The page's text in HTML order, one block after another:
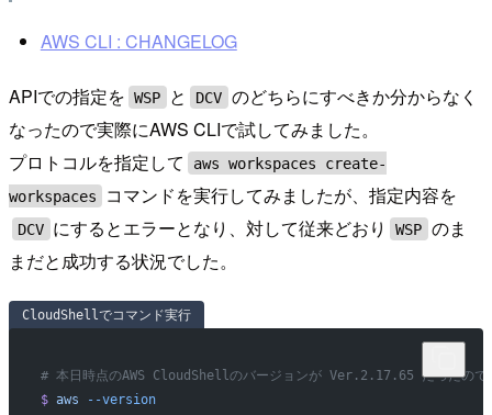
AWS CLI : CHANGELOG
APIでの指定を WSP と DCV のどちらにすべきか分からなく
なったので実際にAWS CLIで試してみました。
プロトコルを指定して
aws workspaces create-
workspaces
コマンドを実行してみましたが、指定内容を
DCV にするとエラーとなり、対して従来どおり WSP のま
まだと成功する状況でした。
CloudShellでコマンド実行
# 本日時点のAWS CloudShellのバージョンが Ver.2.17.65 だったので
$ aws --version